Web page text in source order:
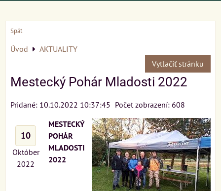
Späť
Úvod
AKTUALITY
Vytlačiť stránku
Mestecký Pohár Mladosti 2022
Pridané: 10.10.2022 10:37:45 Počet zobrazení: 608
10
Október
2022
MESTECKÝ
POHÁR
MLADOSTI
2022